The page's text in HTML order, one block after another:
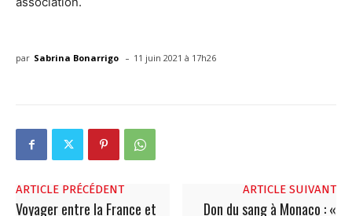
par Sabrina Bonarrigo - 11 juin 2021 à 17h26
ARTICLE PRÉCÉDENT
Voyager entre la France et
ARTICLE SUIVANT
Don du sang à Monaco : «